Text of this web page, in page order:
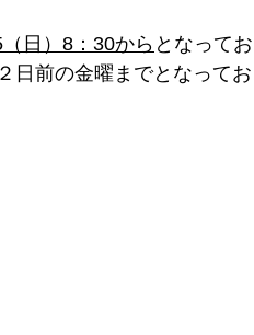
日）8：30から となって
日前の金曜までとなって